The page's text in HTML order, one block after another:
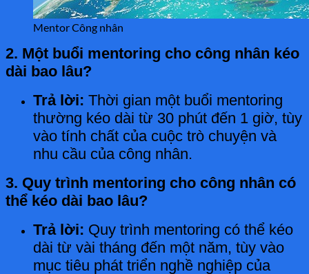
Mentor Công nhân
2. Một buổi mentoring cho công nhân kéo
dài bao lâu?
Trả lời: Thời gian một buổi mentoring
thường kéo dài từ 30 phút đến 1 giờ, tùy
vào tính chất của cuộc trò chuyện và
nhu cầu của công nhân.
3. Quy trình mentoring cho công nhân có
thể kéo dài bao lâu?
Trả lời: Quy trình mentoring có thể kéo
dài từ vài tháng đến một năm, tùy vào
mục tiêu phát triển nghề nghiệp của